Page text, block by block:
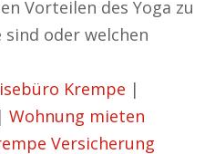
Vorteilen des Yoga zu
oder welchen
Krempe |
| Wohnung mieten
Versicherung